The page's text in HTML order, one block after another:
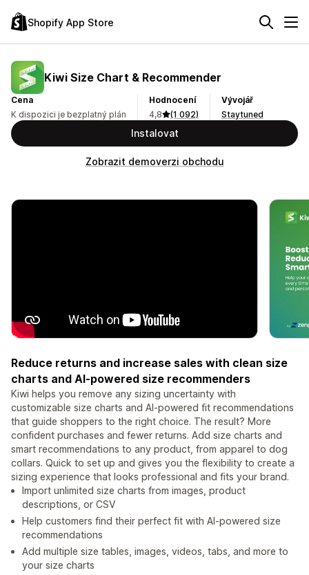
Shopify App Store
Kiwi Size Chart & Recommender
Cena
K dispozici je bezplatný plán
Hodnocení
4,8
(1 092)
Vývojář
Staytuned
Instalovat
Zobrazit demoverzi obchodu
Reduce returns and increase sales with clean size
charts and AI-powered size recommenders
Kiwi helps you remove any sizing uncertainty with
customizable size charts and AI-powered fit recommendations
that guide shoppers to the right choice. The result? More
confident purchases and fewer returns. Add size charts and
smart recommendations to any product, from apparel to dog
collars. Quick to set up and gives you the flexibility to create a
sizing experience that looks professional and fits your brand.
Import unlimited size charts from images, product
descriptions, or CSV
Help customers find their perfect fit with AI-powered size
recommendations
Add multiple size tables, images, videos, tabs, and more to
your size charts